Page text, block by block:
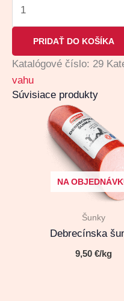
PRIDAŤ DO KOŠÍKA
Katalógové číslo: 29
vahu
Súvisiace produkty
NA
Šunky
Debrecínska
9,50 €/kg